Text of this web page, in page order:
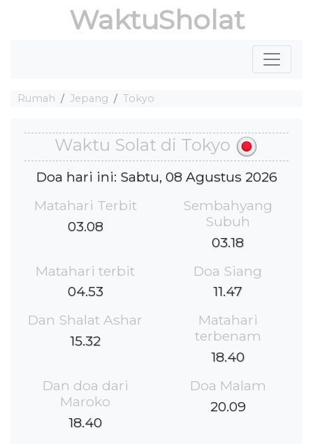
WaktuSholat
Rumah Jepang Tokyo
Waktu Solat di Tokyo
Doa hari ini: Sabtu, 08 Agustus 2026
Matahari Terbit
03.08
Sembahyang
Subuh
03.18
Matahari terbit
04.53
Doa Siang
11.47
Dan Shalat Ashar
15.32
Matahari
terbenam
18.40
Dan doa dari
Maroko
18.40
Doa Malam
20.09